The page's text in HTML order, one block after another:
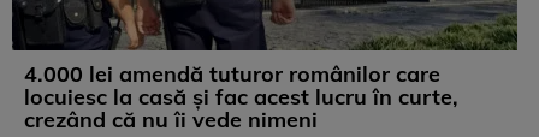
4.000 lei amendă tuturor românilor care
locuiesc la casă și fac acest lucru în curte,
crezând că nu îi vede nimeni